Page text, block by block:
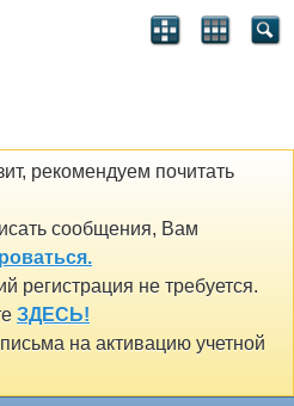
рекомендуем почитать
сообщения, Вам
регистрация не требуется.
ЗДЕСЬ!
на активацию учетной